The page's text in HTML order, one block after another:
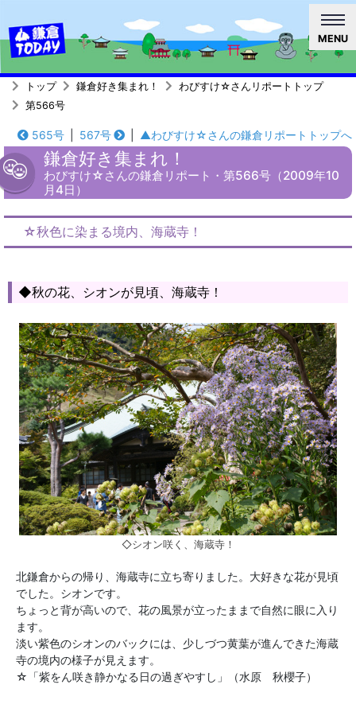
MENU
トップ 鎌倉好き集まれ！
わびすけ☆さんリポートトップ
第566号
565号 567号 ▲わびすけ☆さんの鎌倉リポートトップへ
鎌倉好き集まれ！
わびすけ☆さんの鎌倉リポート・第566号（2009年10
月4日）
☆秋色に染まる境内、海蔵寺！
◆秋の花、シオンが見頃、海蔵寺！
◇シオン咲く、海蔵寺！
北鎌倉からの帰り、海蔵寺に立ち寄りました。大好きな花が見頃
でした。シオンです。
ちょっと背が高いので、花の風景が立ったままで自然に眼に入り
ます。
淡い紫色のシオンのバックには、少しづつ黄葉が進んできた海蔵
寺の境内の様子が見えます。
☆「紫をん咲き静かなる日の過ぎやすし」（水原 秋櫻子）